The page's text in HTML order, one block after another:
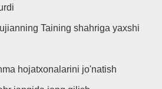
Taining shahriga yaxshi
hojatxonalarini jo'natish